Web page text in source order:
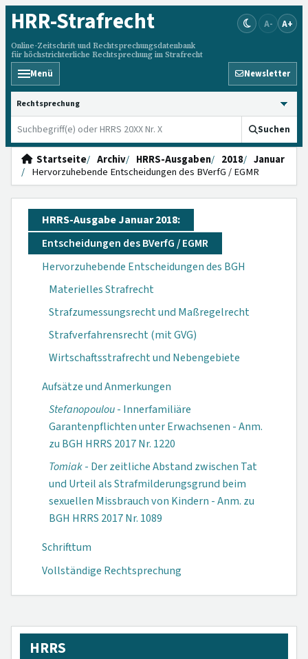
HRR-Strafrecht
Online-Zeitschrift und Rechtsprechungsdatenbank
für höchstrichterliche Rechtsprechung im Strafrecht
A- A+
Menü Newsletter
HRRS durchsuchen
Suchen
Startseite Archiv HRRS-Ausgaben 2018
Januar
Hervorzuhebende Entscheidungen des BVerfG / EGMR
HRRS-Ausgabe Januar 2018:
Entscheidungen des BVerfG / EGMR
Hervorzuhebende Entscheidungen des BGH
Materielles Strafrecht
Strafzumessungsrecht und Maßregelrecht
Strafverfahrensrecht (mit GVG)
Wirtschaftsstrafrecht und Nebengebiete
Aufsätze und Anmerkungen
Stefanopoulou- Innerfamiliäre
Garantenpflichten unter Erwachsenen - Anm.
zu BGH HRRS 2017 Nr. 1220
Tomiak- Der zeitliche Abstand zwischen Tat
und Urteil als Strafmilderungsgrund beim
sexuellen Missbrauch von Kindern - Anm. zu
BGH HRRS 2017 Nr. 1089
Schrifttum
Vollständige Rechtsprechung
HRRS